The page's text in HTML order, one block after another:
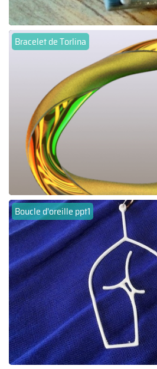
Bracelet de Torlina
Boucle d'oreille ppt1